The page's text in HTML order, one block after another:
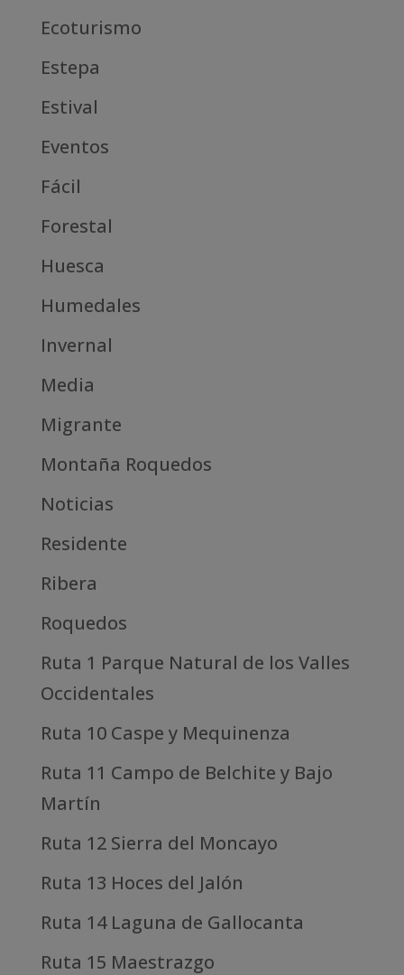
Ecoturismo
Estepa
Estival
Eventos
Fácil
Forestal
Huesca
Humedales
Invernal
Media
Migrante
Montaña Roquedos
Noticias
Residente
Ribera
Roquedos
Ruta 1 Parque Natural de los Valles
Occidentales
Ruta 10 Caspe y Mequinenza
Ruta 11 Campo de Belchite y Bajo
Martín
Ruta 12 Sierra del Moncayo
Ruta 13 Hoces del Jalón
Ruta 14 Laguna de Gallocanta
Ruta 15 Maestrazgo